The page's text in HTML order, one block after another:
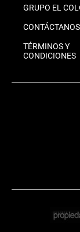
GRUPO EL
CONTÁCTANOS
TÉRMINOS Y
CONDICIONES